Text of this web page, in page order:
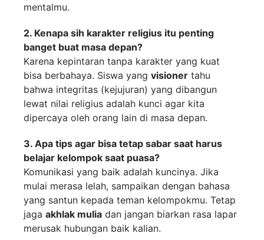
mentalmu.
2. Kenapa sih karakter religius itu penting
banget buat masa depan?
Karena kepintaran tanpa karakter yang kuat
bisa berbahaya. Siswa yang visioner tahu
bahwa integritas (kejujuran) yang dibangun
lewat nilai religius adalah kunci agar kita
dipercaya oleh orang lain di masa depan.
3. Apa tips agar bisa tetap sabar saat harus
belajar kelompok saat puasa?
Komunikasi yang baik adalah kuncinya. Jika
mulai merasa lelah, sampaikan dengan bahasa
yang santun kepada teman kelompokmu. Tetap
jaga akhlak mulia dan jangan biarkan rasa lapar
merusak hubungan baik kalian.